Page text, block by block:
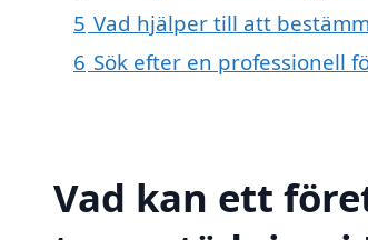
5 Vad hjälper till att
6 Sök efter en professionell
Vad kan ett